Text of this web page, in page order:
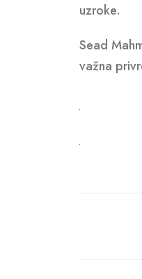
uzroke.
Sead
važna